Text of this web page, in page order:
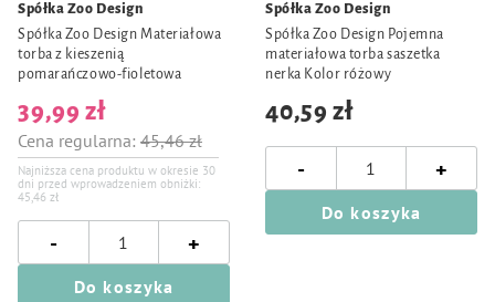
Spółka Zoo Design
Spółka Zoo Design Materiałowa
torba z kieszenią
pomarańczowo-fioletowa
Cena regularna: 45,46 zł
39,99 zł
Najniższa cena produktu w okresie 30
dni przed wprowadzeniem obniżki:
45,46 zł
- +
Do koszyka
Spółka Zoo Design
Spółka Zoo Design Pojemna
materiałowa torba saszetka
nerka Kolor różowy
40,59 zł
- +
Do koszyka